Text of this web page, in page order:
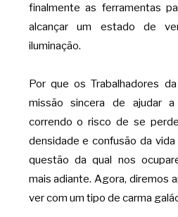
finalmente as ferramentas
alcançar um estado de
iluminação.
Por que os Trabalhadores
missão sincera de ajudar a
correndo o risco de se
densidade e confusão da
questão da qual nos
mais adiante. Agora, diremos
ver com um tipo de carma